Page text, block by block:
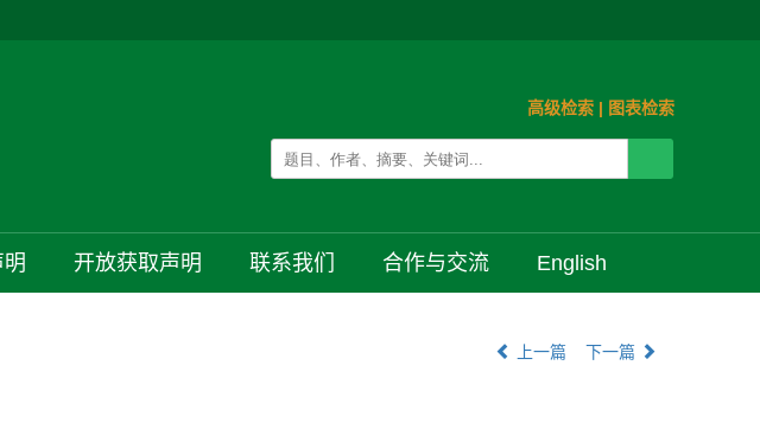
高级检索 | 图表检索
开放获取声明 联系我们 合作与交流 English
上一篇 下一篇